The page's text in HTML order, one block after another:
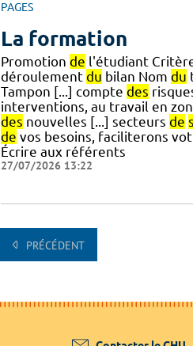
PAGES
La formation
Promotion de l'étudiant
déroulement du bilan Nom du
Tampon [...] compte des
interventions, au travail en
des nouvelles [...] secteurs de
de vos besoins, faciliterons
Écrire aux référents
27/07/2026 13:22
PRÉCÉDENT